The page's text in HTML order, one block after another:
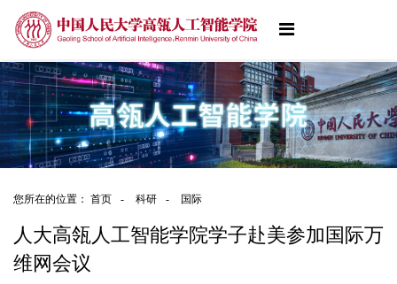
您所在的位置： 首页 - 科研 - 国际
人大高瓴人工智能学院学子赴美参加国际万
维网会议